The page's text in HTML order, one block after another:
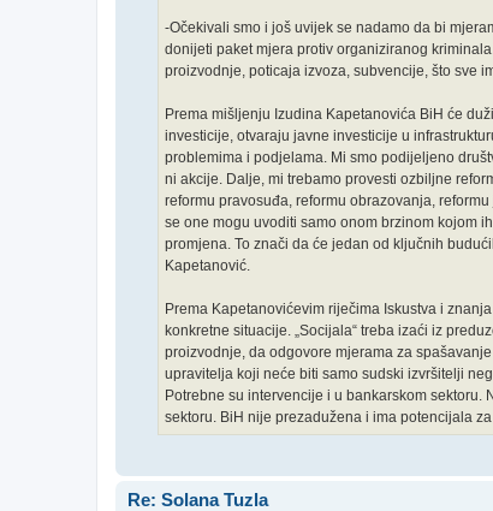
-Očekivali smo i još uvijek se nadamo da bi
donijeti paket mjera protiv organiziranog
proizvodnje, poticaja izvoza, subvencije, što sve
Prema mišljenju Izudina Kapetanovića BiH će
investicije, otvaraju javne investicije u
problemima i podjelama. Mi smo podijeljeno
ni akcije. Dalje, mi trebamo provesti ozbiljne
reformu pravosuđa, reformu obrazovanja,
se one mogu uvoditi samo onom brzinom kojom
promjena. To znači da će jedan od ključnih
Kapetanović.
Prema Kapetanovićevim riječima Iskustva i
konkretne situacije. „Socijala“ treba izaći iz
proizvodnje, da odgovore mjerama za
upravitelja koji neće biti samo sudski izvršitelji
Potrebne su intervencije i u bankarskom
sektoru. BiH nije prezadužena i ima potencijala
Re: Solana Tuzla